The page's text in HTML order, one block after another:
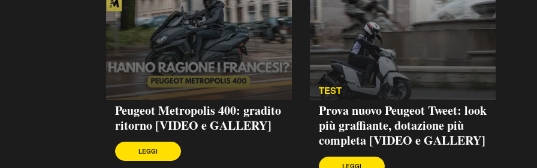
Peugeot Metropolis 400: gradito
ritorno [VIDEO e GALLERY]
LEGGI
TEST
Prova nuovo Peugeot Tweet: look
più graffiante, dotazione più
completa [VIDEO e GALLERY]
LEGGI